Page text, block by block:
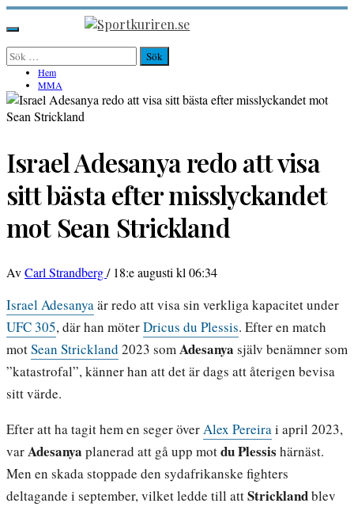
Hoppa
till
innehåll
Sportkuriren.se
Primär
meny
Sök
efter: Hem
MMA
Israel Adesanya redo att visa
sitt bästa efter misslyckandet
mot Sean Strickland
AvCarl Strandberg/ 18:e augusti kl 06:34
Israel Adesanyaär redo att visa sin verkliga kapacitet under
UFC 305, där han möterDricus du Plessis. Efter en match
motSean Strickland 2023 somAdesanya själv benämner som
”katastrofal”, känner han att det är dags att återigen bevisa
sitt värde.
Efter att ha tagit hem en seger överAlex Pereirai april 2023,
varAdesanya planerad att gå upp motdu Plessis härnäst.
Men en skada stoppade den sydafrikanske fighters
deltagande i september, vilket ledde till attStricklandblev